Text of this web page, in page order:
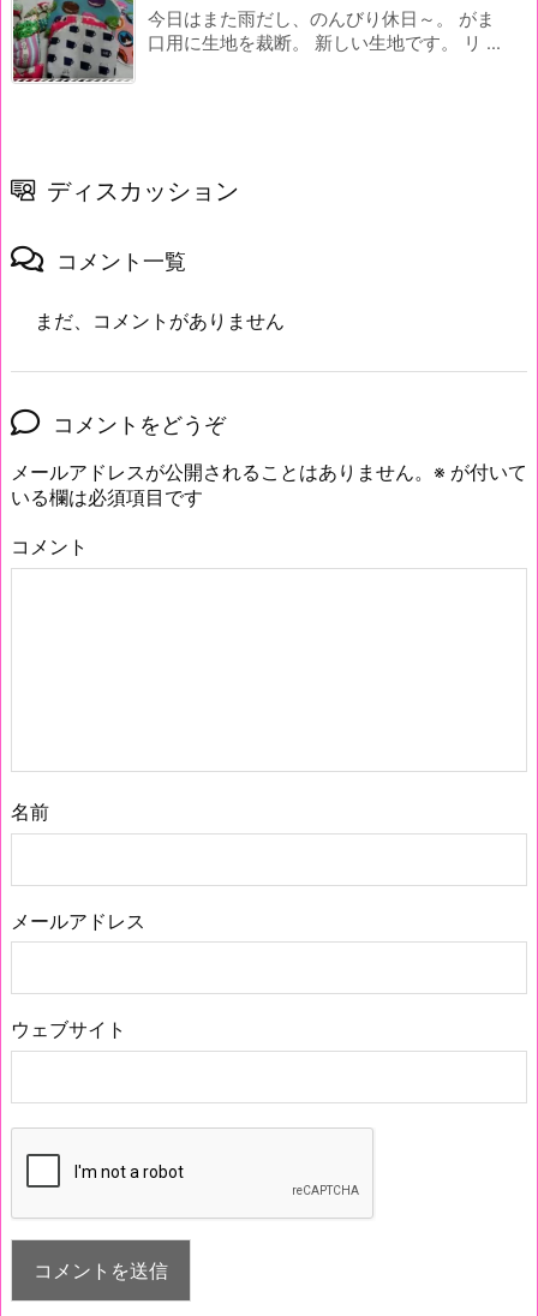
今日はまた雨だし、のんびり休日～。 がま
口用に生地を裁断。 新しい生地です。 リ ...
ディスカッション
コメント一覧
まだ、コメントがありません
コメントをどうぞ
メールアドレスが公開されることはありません。 ※ が付いて
いる欄は必須項目です
コメント
名前
メールアドレス
ウェブサイト